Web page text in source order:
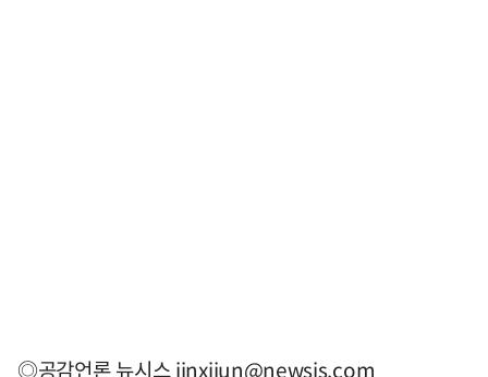
◎공감언론 뉴시스jinxijun@newsis.com